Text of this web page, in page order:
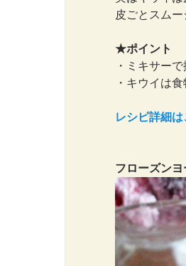
皮ごとスム
★ポイント
・ミキサー
・キウイは
レシピ詳細は
フローズンヨ